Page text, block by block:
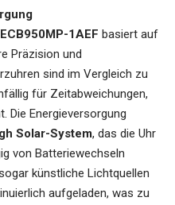
1AEF basiert auf
Präzision und
sind im Vergleich zu
für Zeitabweichungen,
Die Energieversorgung
Solar-System, das die Uhr
von Batteriewechseln
künstliche Lichtquellen
aufgeladen, was zu